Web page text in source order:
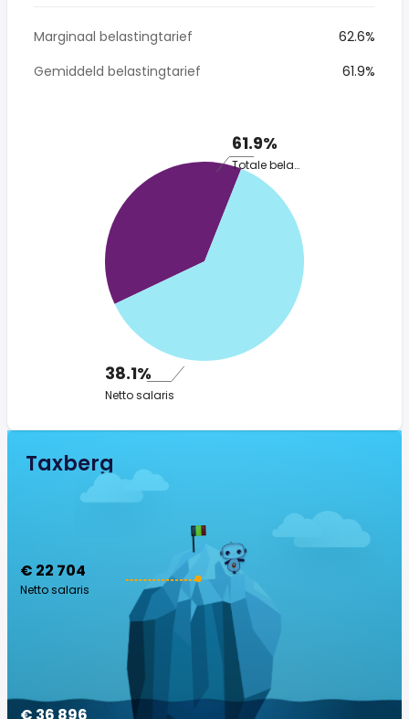
Marginaal belastingtarief
62.6%
Gemiddeld belastingtarief
61.9%
61.9%
Totale belasting
38.1%
Netto salaris
Taxberg
€ 22 704
Netto salaris